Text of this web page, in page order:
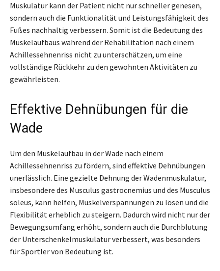
Muskulatur kann der Patient nicht nur schneller genesen,
sondern auch die Funktionalität und Leistungsfähigkeit des
Fußes nachhaltig verbessern. Somit ist die Bedeutung des
Muskelaufbaus während der Rehabilitation nach einem
Achillessehnenriss nicht zu unterschätzen, um eine
vollständige Rückkehr zu den gewohnten Aktivitäten zu
gewährleisten.
Effektive Dehnübungen für die
Wade
Um den Muskelaufbau in der Wade nach einem
Achillessehnenriss zu fördern, sind effektive Dehnübungen
unerlässlich. Eine gezielte Dehnung der Wadenmuskulatur,
insbesondere des Musculus gastrocnemius und des Musculus
soleus, kann helfen, Muskelverspannungen zu lösen und die
Flexibilität erheblich zu steigern. Dadurch wird nicht nur der
Bewegungsumfang erhöht, sondern auch die Durchblutung
der Unterschenkelmuskulatur verbessert, was besonders
für Sportler von Bedeutung ist.